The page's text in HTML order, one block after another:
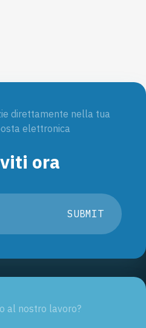
direttamente nella tua
elettronica
ora
SUBMIT
al nostro lavoro?